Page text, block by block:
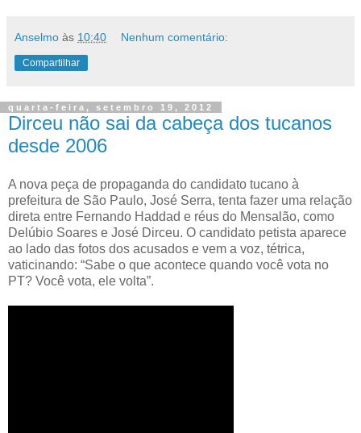
Anselmo às 10:40 Nenhum comentário:
Compartilhar
quarta-feira, setembro 19, 2012
Dirceu não sai da cabeça dos tucanos
desde 2006
A nova peça de propaganda do candidato tucano à
prefeitura de São Paulo, José Serra, tenta fazer uma relação
direta entre Fernando Haddad e réus do Mensalão, como
Delúbio Soares e José Dirceu. O candidato petista aparece
ao lado das fotos dos acusados e vem a voz, tétrica,
vaticinando: “Sabe o que acontece quando você vota no
PT? Você vota, ele volta”.